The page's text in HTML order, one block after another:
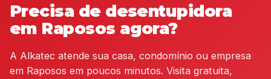
Precisa de desentupidora
em Raposos agora?
A Alkatec atende sua casa, condomínio ou empresa
em Raposos em poucos minutos. Visita gratuita,